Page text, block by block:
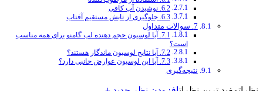
6.2. نوشیدن آب کافی
6.3. جلوگیری از تابش مستقیم آفتاب
7. سوالات متداول
7.1. آیا لوسیون حجم دهنده لب گامنو برای همه مناسب
است؟
7.2. آیا نتایج لوسیون ماندگار هستند؟
7.3. آیا این لوسیون عوارض جانبی دارد؟
نتیجه‌گیری